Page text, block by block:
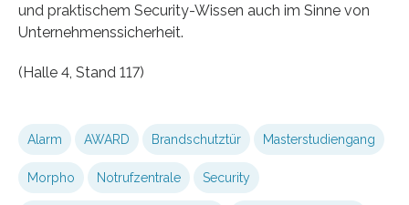
und praktischem Security-Wissen auch im Sinne von
Unternehmenssicherheit.
(Halle 4, Stand 117)
Alarm AWARD Brandschutztür Masterstudiengang
Morpho Notrufzentrale Security